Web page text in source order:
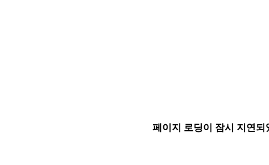
페이지 로딩이 잠시 지연